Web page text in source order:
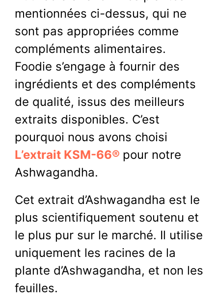
mentionnées ci-dessus, qui ne
sont pas appropriées comme
compléments alimentaires.
Foodie s’engage à fournir des
ingrédients et des compléments
de qualité, issus des meilleurs
extraits disponibles. C’est
pourquoi nous avons choisi
L’extrait KSM-66® pour notre
Ashwagandha.
Cet extrait d’Ashwagandha est le
plus scientifiquement soutenu et
le plus pur sur le marché. Il utilise
uniquement les racines de la
plante d’Ashwagandha, et non les
feuilles.